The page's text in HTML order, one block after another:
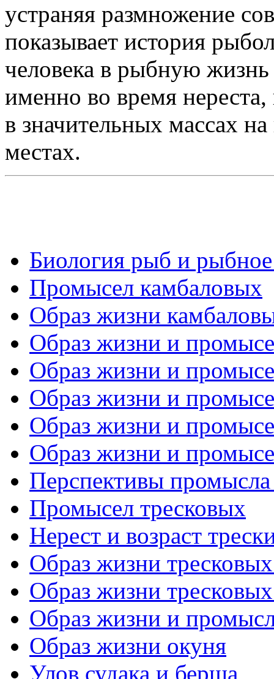
устраняя размножение
показывает история
человека в рыбную
именно во время
в значительных массах
местах.
Биология рыб и рыбное
Промысел камбаловых
Образ жизни
Образ жизни и
Образ жизни и
Образ жизни и
Образ жизни и
Образ жизни и
Перспективы
Промысел тресковых
Нерест и возраст
Образ жизни
Образ жизни
Образ жизни и
Образ жизни окуня
Улов судака и берша